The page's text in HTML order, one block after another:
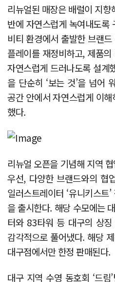
리뉴얼된 매장은 배럴이 지
반에 자연스럽게 녹여내도록
비티 환경에서 출발한 브랜
플레이를 재정비하고, 제품
자연스럽게 드러나도록 설계
을 단순히 ‘보는 것’을 넘어
공간 안에서 자연스럽게 이
했다.
리뉴얼 오픈을 기념해 지역
우선, 다양한 브랜드와의 협
일러스트레이터 ‘유니키스트
을 출시한다. 해당 수모에는
터와 83타워 등 대구의 상
감각적으로 풀어냈다. 해당
대구점에서만 한정 판매된다.
대구 지역 수영 동호회 ‘드